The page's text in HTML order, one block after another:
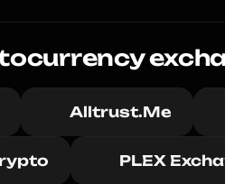
Alltrust.Me
PLEX